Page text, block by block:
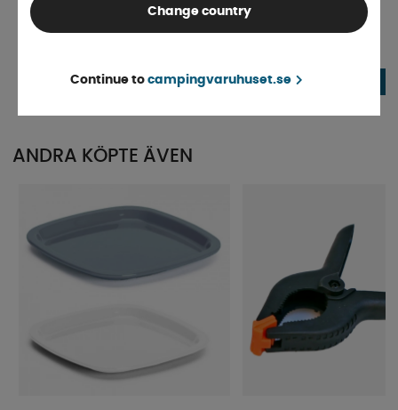
Outwell Luftmadrass Classic Single
KÖP!
Uppblåsbar Kudde Blå
65 kr
ANDRA KÖPTE ÄVEN
Change country
Continue to campingvaruhuset.se